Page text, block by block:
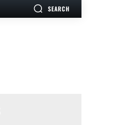
SEARCH